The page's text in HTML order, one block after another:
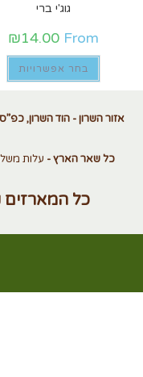
גוג'י ברי
From
₪14.00
בחר אפשרויות
אזור השרון - הוד השרון,
כל שאר הארץ -
כל המארזים